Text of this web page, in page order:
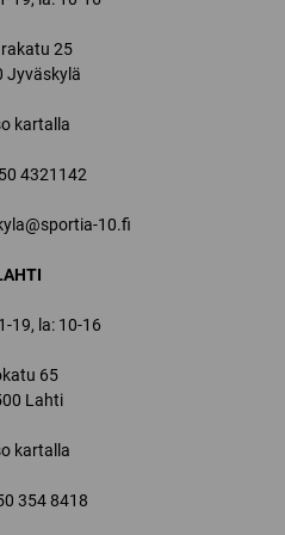
25
Jyväskylä
kartalla
4321142
10.fi
19, la: 10-16
65
Lahti
kartalla
354 8418